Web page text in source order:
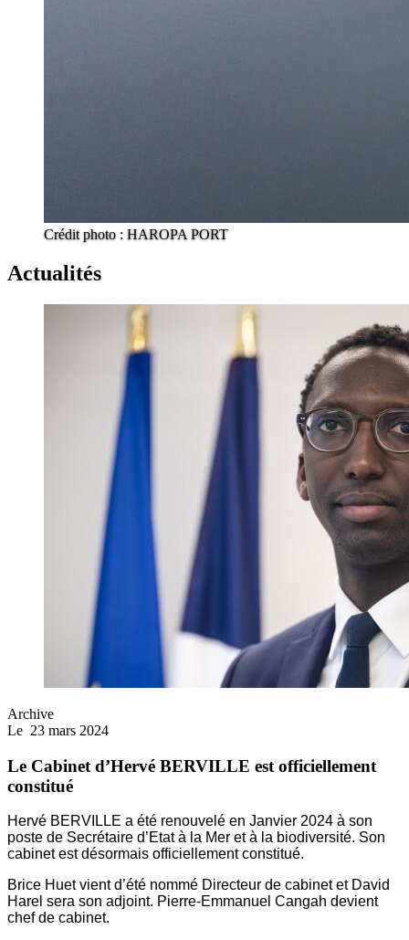
Crédit photo : HAROPA PORT
Actualités
Archive
Le 23 mars 2024
Le Cabinet d’Hervé BERVILLE est officiellement
constitué
Hervé BERVILLE a été renouvelé en Janvier 2024 à son
poste de Secrétaire d’Etat à la Mer et à la biodiversité. Son
cabinet est désormais officiellement constitué.
Brice Huet vient d’été nommé Directeur de cabinet et David
Harel sera son adjoint. Pierre-Emmanuel Cangah devient
chef de cabinet.